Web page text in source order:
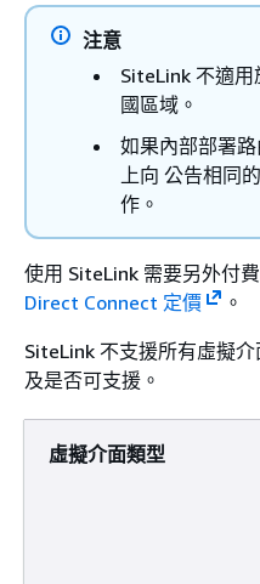
注意
SiteLink 不適用
國區域。
如果內部部署
上向 公告相同
作。
使用 SiteLink 需要另外付
Direct Connect 定價
。
SiteLink 不支援所有虛擬
及是否可支援。
虛擬介面類型